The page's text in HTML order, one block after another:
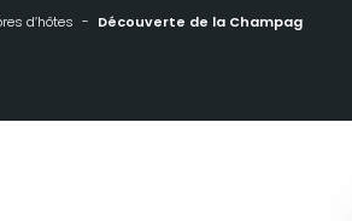
d’hôtes Découverte de la Champagne à Linterfaces, chambres d’hôtes à faibles émissions de CO2